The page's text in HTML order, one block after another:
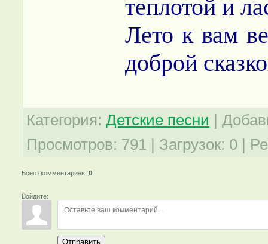
теплотой и
Лето к вам
доброй
Категория: Детские песни |
Просмотров: 791 | Загрузок: 0 |
Всего комментариев:0
Войдите:
Отправить